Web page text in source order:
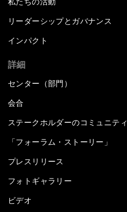
リーダーシップとガバナンス
インパクト
詳細
センター（部門）
会合
ステークホルダーのコミュニティ
「フォーラム・ストーリー」
プレスリリース
フォトギャラリー
ビデオ